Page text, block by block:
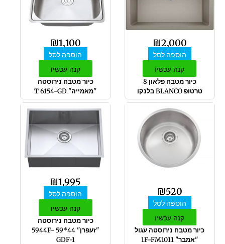
₪2,000
הוספה לסל
קנה עכשיו
כיור מטבח פלאון 8
טרטופ BLANCO בלנקו
₪1,100
הוספה לסל
קנה עכשיו
כיור מטבח נירוסטה
"מאמייה" T 6154-GD
₪520
הוספה לסל
קנה עכשיו
כיור מטבח נירוסטה עגול
"אמבר" 1F-FM1011
₪1,995
הוספה לסל
קנה עכשיו
כיור מטבח נירוסטה
"זעפרן" 44*59 5944F-
GDF-1